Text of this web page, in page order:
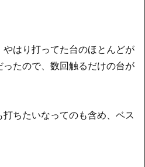
はり打ってた台のほとんどが
たので、数回触るだけの台が
ちたいなってのも含め、ベス